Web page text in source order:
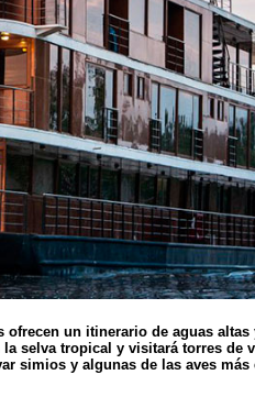
un itinerario de aguas altas
selva tropical y visitará torres de
simios y algunas de las aves más